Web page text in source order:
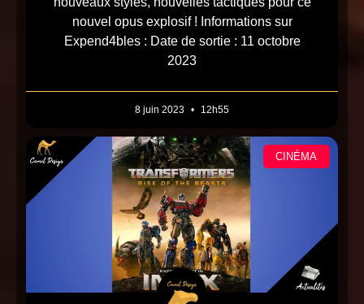
nouvel opus explosif ! Informations sur
Expend4bles : Date de sortie : 11 octobre
2023
8 juin 2023 12h55
CINÉMA